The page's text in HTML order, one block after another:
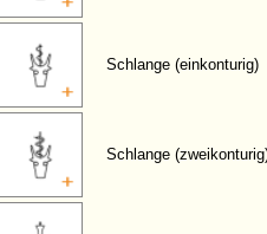
Schlange (einkonturig)
Schlange